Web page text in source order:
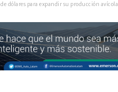
dólares para expandir su producción avícola